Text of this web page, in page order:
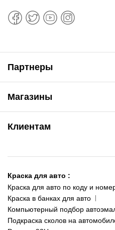
Магазины
ул. Рабочая, 2-а
093 611-39-23
(ориентир: Интайм №40)
Одесса
пр-т Акад. Глушко, 29
Клиентам
Доставка и оплата
Сотрудничество
Наши публикации
Публичная оферта
Партнеры
Краска для авто :
Краска для авто по коду и
Краска в банках для авто
Компьютерный подбор
Подкраска сколов на